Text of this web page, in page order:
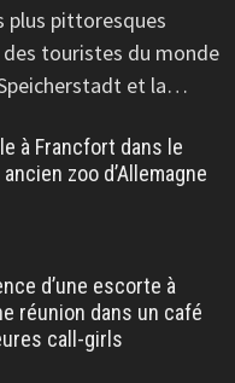
plus pittoresques
touristes du monde
et la…
à Francfort dans le
zoo d’Allemagne
d’une escorte à
réunion dans un café
call-girls